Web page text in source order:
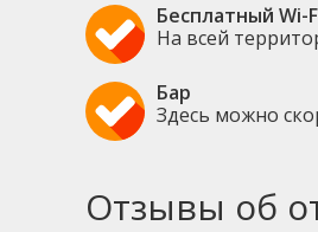
Бесплатный Wi-
На всей
Бар
Здесь можно
Отзывы об